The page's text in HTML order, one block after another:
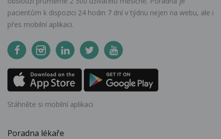
pacientům k dispozici 24 hodin 7 dní v týdnu nejen na webu, ale i
přes mobilní aplikaci.
Stáhněte si mobilní aplikaci
Poradna lékaře